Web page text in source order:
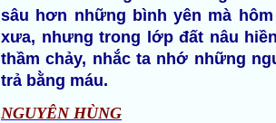
sâu hơn những bình yên mà
xưa, nhưng trong lớp đất nâu
thầm chảy, nhắc ta nhớ những
trả bằng máu.
NGUYÊN HÙNG